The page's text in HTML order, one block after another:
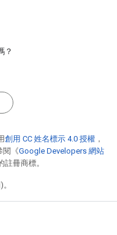
？
創用 CC 姓名標示 4.0 授權 ，
閱《Google Developers 網站
冊商標。